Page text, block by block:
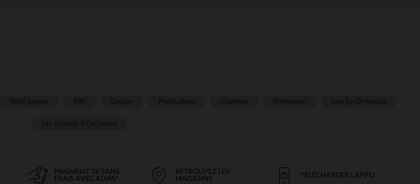
PAIEMENT 3X SANS
FRAIS AVEC ALMA*
RETROUVEZ LES
MAGASINS
TÉLÉCHARGER L'APPLI